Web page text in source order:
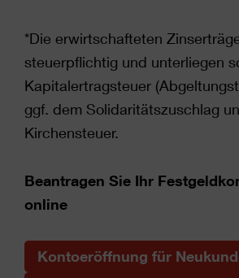
*Die erwirtschafteten
steuerpflichtig und unterliegen
Kapitalertragsteuer
ggf. dem Solidaritätszuschlag
Kirchensteuer.
Beantragen Sie Ihr
online
Kontoeröffnung für